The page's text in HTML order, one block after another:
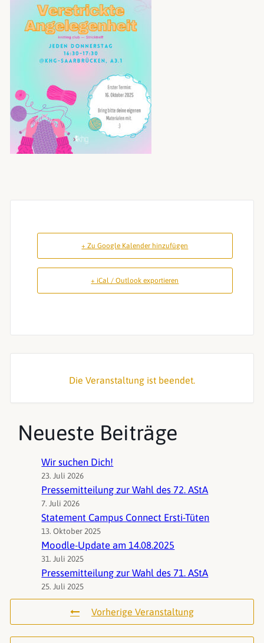
+ Zu Google Kalender hinzufügen
+ iCal / Outlook exportieren
Die Veranstaltung ist beendet.
Neueste Beiträge
Wir suchen Dich!
23. Juli 2026
Pressemitteilung zur Wahl des 72. AStA
7. Juli 2026
Statement Campus Connect Ersti-Tüten
13. Oktober 2025
Moodle-Update am 14.08.2025
31. Juli 2025
Pressemitteilung zur Wahl des 71. AStA
25. Juli 2025
Vorherige Veranstaltung